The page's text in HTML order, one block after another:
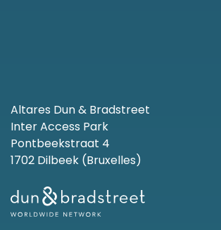
Altares Dun & Bradstreet
Inter Access Park
Pontbeekstraat 4
1702 Dilbeek (Bruxelles)